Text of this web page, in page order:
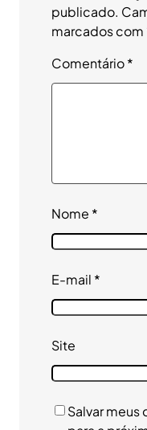
publicado.
marcados com
Comentário*
Nome *
E-mail *
Site
Salvar